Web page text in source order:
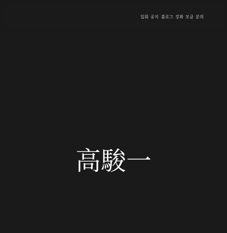
입회 공지 블로그 강좌 모금 문의
高駿一